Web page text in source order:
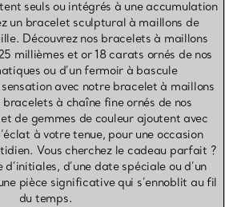
seuls ou intégrés à une accumulation
un bracelet sculptural à maillons de
Découvrez nos bracelets à maillons
millièmes et or 18 carats ornés de nos
ou d’un fermoir à bascule
avec notre bracelet à maillons
à chaîne fine ornés de nos
de gemmes de couleur ajoutent avec
à votre tenue, pour une occasion
Vous cherchez le cadeau parfait ?
d’une date spéciale ou d’un
pièce significative qui s’ennoblit au fil
du temps.